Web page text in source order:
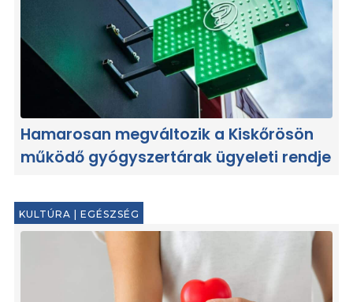
Hamarosan megváltozik a Kiskőrösön
működő gyógyszertárak ügyeleti rendje
KULTÚRA EGÉSZSÉG